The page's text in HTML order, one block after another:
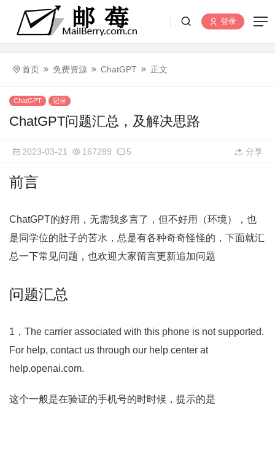
登录
首页 免费资源 ChatGPT 正文
ChatGPT 记录
ChatGPT问题汇总，及解决思路
2023-03-21 167289 5 分享
前言
ChatGPT的好用，无需我多言了，但不好用（环境），也
是同学位的肚子的苦水，总是有各种奇奇怪怪的，下面就汇
总一下常见问题，也欢迎大家留言更新追加问题
问题汇总
1，The carrier associated with this phone is not supported.
For help, contact us through our help center at
help.openai.com.
这个一般是在验证的手机号的时时候，提示的是